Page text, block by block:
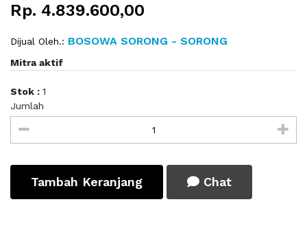
Rp. 4.839.600,00
Dijual Oleh.: BOSOWA SORONG - SORONG
Mitra aktif
Stok : 1
Jumlah
Tambah Keranjang Chat